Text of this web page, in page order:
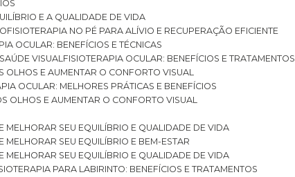
E A QUALIDADE DE VIDA
FISIOTERAPIA NO PÉ PARA ALÍVIO E RECUPERAÇÃO EFICIENTE
OCULAR: BENEFÍCIOS E TÉCNICAS
VISUAL
FISIOTERAPIA OCULAR: BENEFÍCIOS E TRATAMENTOS
OLHOS E AUMENTAR O CONFORTO VISUAL
OCULAR: MELHORES PRÁTICAS E BENEFÍCIOS
OLHOS E AUMENTAR O CONFORTO VISUAL
MELHORAR SEU EQUILÍBRIO E QUALIDADE DE VIDA
MELHORAR SEU EQUILÍBRIO E BEM-ESTAR
MELHORAR SEU EQUILÍBRIO E QUALIDADE DE VIDA
PARA LABIRINTO: BENEFÍCIOS E TRATAMENTOS